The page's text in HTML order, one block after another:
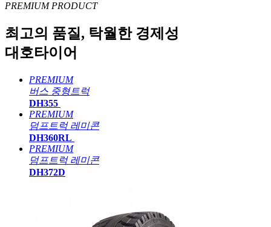
PREMIUM PRODUCT
최고의 품질, 탁월한 경제성
대호타이어
PREMIUM
버스 중형트럭
DH355
PREMIUM
덤프트럭 레미콘
DH360RL
PREMIUM
덤프트럭 레미콘
DH372D